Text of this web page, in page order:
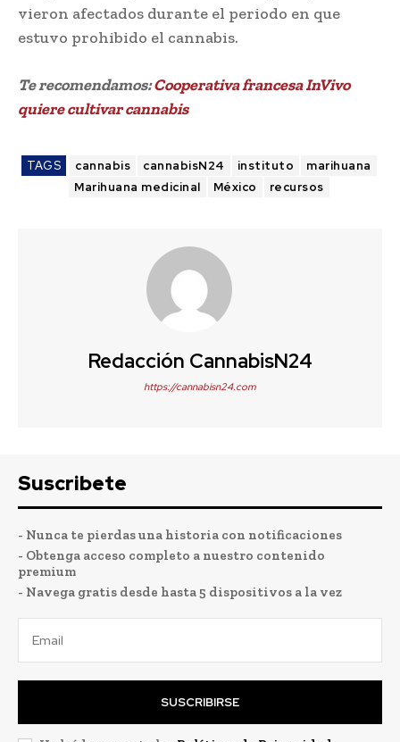
vieron afectados durante el periodo en que
estuvo prohibido el cannabis.
Te recomendamos:Cooperativa francesa InVivo
quiere cultivar cannabis
TAGS cannabis cannabisN24 instituto
marihuana
Marihuana medicinal
México recursos
Redacción CannabisN24
https://cannabisn24.com
Suscribete
- Nunca te pierdas una historia con notificaciones
- Obtenga acceso completo a nuestro contenido
premium
- Navega gratis desde hasta 5 dispositivos a la vez
SUSCRIBIRSE